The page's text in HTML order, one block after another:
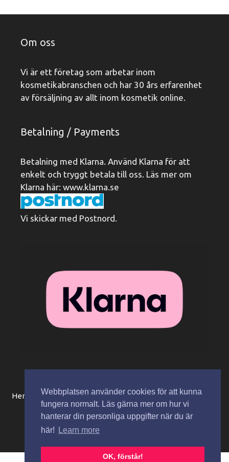
Webbplatsen använder cookies för att kunna
fungera normalt. Läs gärna mer om hur vi
hanterar din personliga uppgifter när du är
här!
Learn more
OK, förstår!
Om oss
Vi är ett företag som arbetar inom
kosmetikabranschen och har 30 års erfarenhet
av försäljning av allt inom kosmetik online.
Betalning / Payments
Betalning med Klarna. Använd Klarna för att
enkelt och tryggt betala till oss. Läs mer om
Klarna här: www.klarna.se
Vi skickar med Postnord.
Hem Beställningsinformation / köpvillkor
Mitt konto
Integritetspolicy
Spåra paket Kontakta oss
Copyright © 2026 Zaza Cosmetics AB